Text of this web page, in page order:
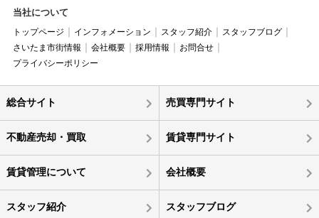
当社について
トップページ インフォメーション スタッフ紹介
スタッフブログ
さいたま市街情報
会社概要 採用情報
お問合せ
プライバシーポリシー
総合サイト 売買専門サイト
不動産売却・買取 賃貸専門サイト
賃貸管理について 会社概要
スタッフ紹介 スタッフブログ